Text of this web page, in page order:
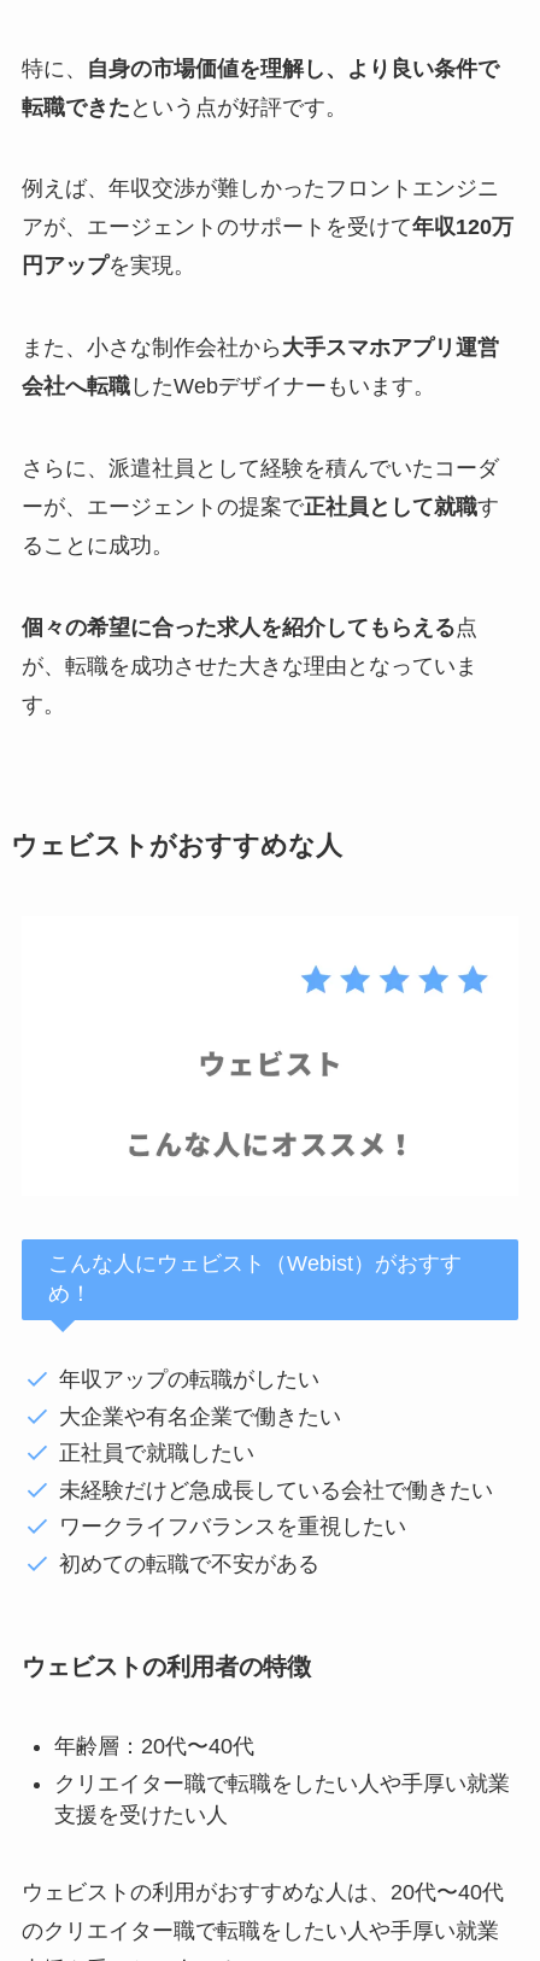
特に、
自身の市場価値を理解し、より良い条件で
転職できた という点が好評です。
例えば、年収交渉が難しかったフロントエンジニ
アが、エージェントのサポートを受けて年収120万
円アップを実現。
また、小さな制作会社から 大手スマホアプリ運営
会社へ転職したWebデザイナーもいます。
さらに、派遣社員として経験を積んでいたコーダ
ーが、エージェントの提案で正社員として就職す
ることに成功。
個々の希望に合った求人を紹介してもらえる点
が、転職を成功させた大きな理由となっていま
す。
ウェビストがおすすめな人
こんな人にウェビスト（Webist）がおすす
め！
年収アップの転職がしたい
大企業や有名企業で働きたい
正社員で就職したい
未経験だけど急成長している会社で働きたい
ワークライフバランスを重視したい
初めての転職で不安がある
ウェビストの利用者の特徴
年齢層：20代〜40代
クリエイター職で転職をしたい人や手厚い就業
支援を受けたい人
ウェビストの利用がおすすめな人は、20代〜40代
のクリエイター職で転職をしたい人や手厚い就業